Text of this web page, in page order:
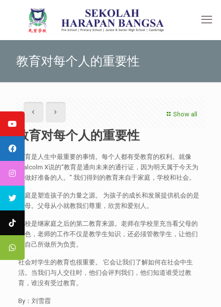
教育对每个人的重要性
Show all
教育对每个人的重要性
教育是人生中最重要的事情。每个人都有受教育的权利。就像
Malcolm X说的“教育是通向未来的通行证，因为明天属于今天为
之做好准备的人。” 我们得到的教育来自于家庭，学校和社会。
家庭是塑造孩子的力量之源。 为孩子的成长和发展提供机会的是
父母。父母从小就教我们尊重，欣赏和爱别人。
学校是继家庭之后的第二教育来源。老师在学校里充当看父母的
角色，老师的工作不仅是教学生知识，还必须管教学生，让他们
对自己所做所为负责。
社会对学生的教育也很重要。 它会让我们了解如何在社会中生
活。当我们与人交往时，他们会评判我们，他们知道谁受过教
育，谁没有受过教育。
By：刘雪霞